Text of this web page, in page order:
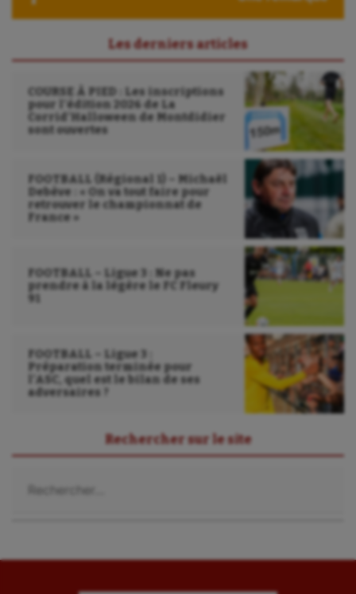
Les derniers articles
COURSE À PIED : Les inscriptions
pour l’édition 2026 de La
Corrid’Halloween de Montdidier
sont ouvertes
FOOTBALL (Régional 1) – Michaël
Debève : « On va tout faire pour
retrouver le championnat de
France »
FOOTBALL – Ligue 3 : Ne pas
prendre à la légère le FC Fleury
91
FOOTBALL – Ligue 3 :
Préparation terminée pour
l’ASC, quel est le bilan de ses
adversaires ?
Rechercher sur le site